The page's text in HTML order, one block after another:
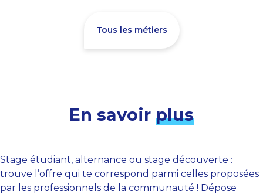
Tous les métiers
En savoir plus
Stage étudiant, alternance ou stage découverte :
trouve l’offre qui te correspond parmi celles proposées
par les professionnels de la communauté ! Dépose